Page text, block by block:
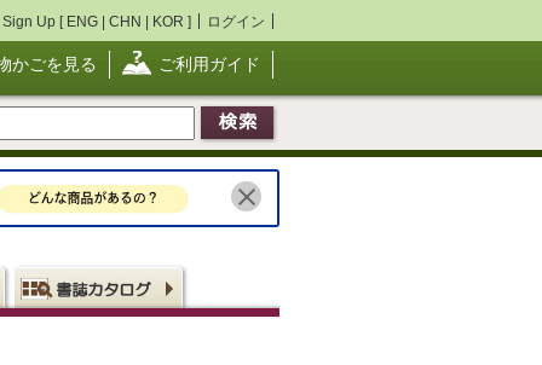
Sign Up [ ENG | CHN | KOR ] ログイン
かごを見る ご利用ガイド